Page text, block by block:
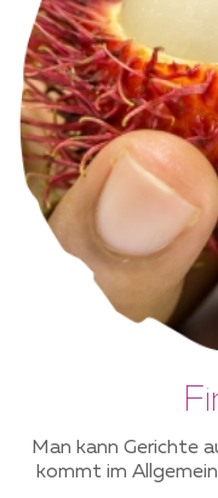
Man kann Gerichte
kommt im